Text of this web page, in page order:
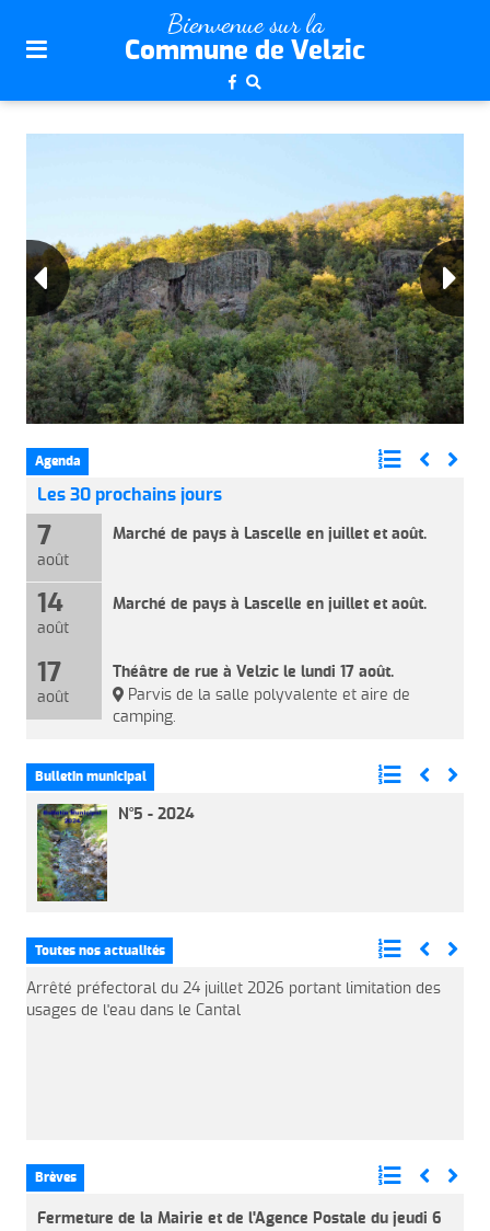
site
aller
Bienvenue sur la
Commune de Velzic
Agenda
Les 30 prochains jours
7
août
Marché de pays à Lascelle en juillet et août.
14
août
Marché de pays à Lascelle en juillet et août.
17
août
Théâtre de rue à Velzic le lundi 17 août.
Parvis de la salle polyvalente et aire de
camping.
Bulletin municipal
N°5 - 2024
Toutes nos actualités
Arrêté préfectoral du 24 juillet 2026 portant limitation des
usages de l'eau dans le Cantal
Brèves
Fermeture de la Mairie et de l'Agence Postale du jeudi 6